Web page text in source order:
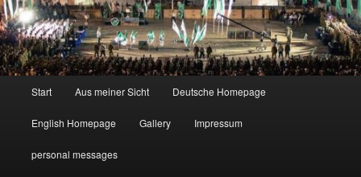
Start Aus meiner Sicht Deutsche Homepage
English Homepage Gallery Impressum
personal messages